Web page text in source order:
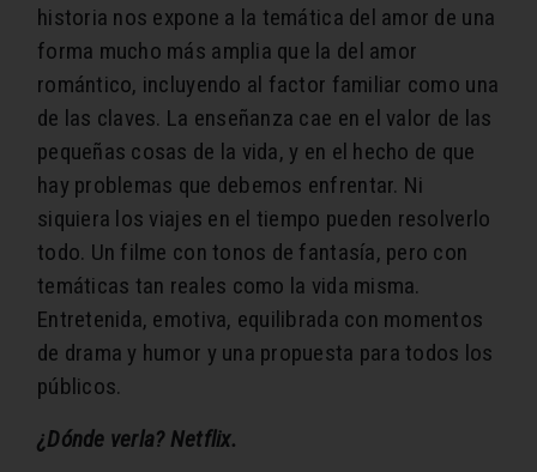
historia nos expone a la temática del amor de una
forma mucho más amplia que la del amor
romántico, incluyendo al factor familiar como una
de las claves. La enseñanza cae en el valor de las
pequeñas cosas de la vida, y en el hecho de que
hay problemas que debemos enfrentar. Ni
siquiera los viajes en el tiempo pueden resolverlo
todo. Un filme con tonos de fantasía, pero con
temáticas tan reales como la vida misma.
Entretenida, emotiva, equilibrada con momentos
de drama y humor y una propuesta para todos los
públicos.
¿Dónde verla? Netflix.